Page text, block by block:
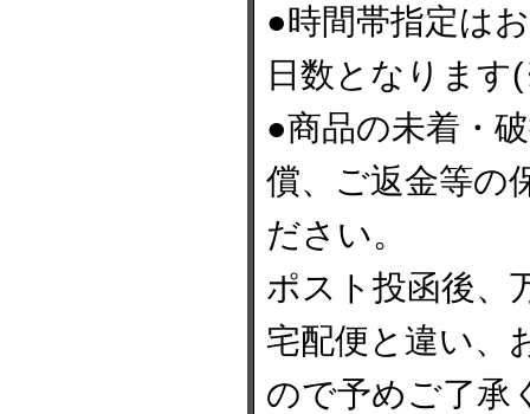
●時間帯指定は
日数となりま
●商品の未着・
償、ご返金等の
ださい。
ポスト投函後、
宅配便と違い、
ので予めご了承